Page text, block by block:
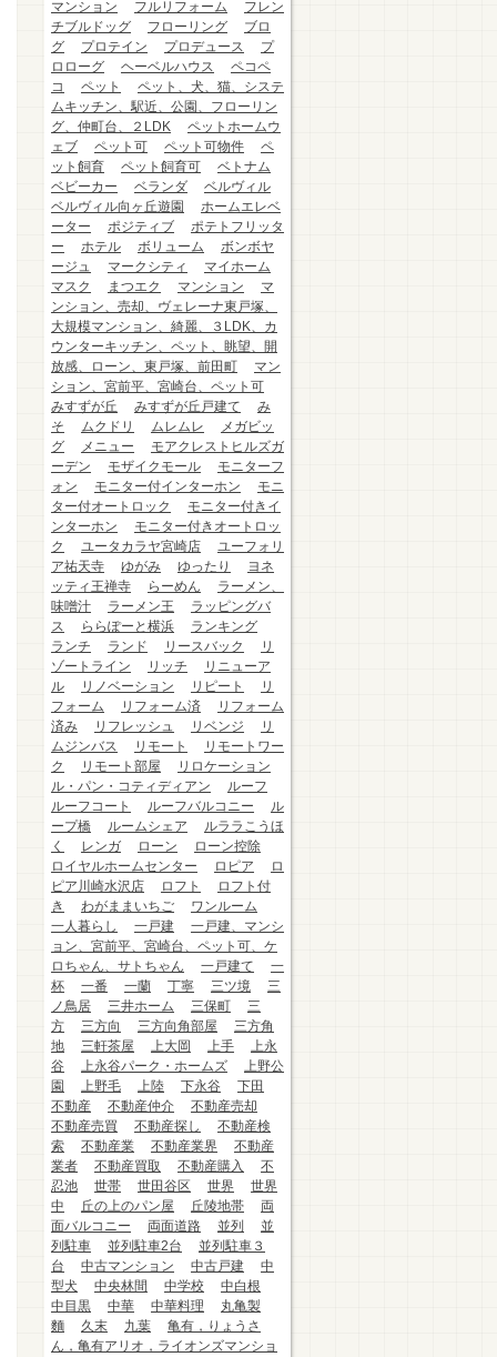
マンション フルリフォーム
フレン
チブルドッグ
フローリング
ブロ
グ
プロテイン プロデュース
プ
ロローグ
ヘーベルハウス
ペコペ
コ
ペット
ペット、犬、猫、システ
ムキッチン、駅近、公園、フローリン
グ、仲町台、２LDK
ペットホームウ
ェブ
ペット可 ペット可物件
ペ
ット飼育
ペット飼育可
ベトナム
ベビーカー
ベランダ
ベルヴィル
ベルヴィル向ヶ丘遊園
ホームエレベ
ーター
ポジティブ
ポテトフリッタ
ー
ホテル ボリューム
ボンボヤ
ージュ
マークシティ
マイホーム
マスク
まつエク マンション
マ
ンション、売却、ヴェレーナ東戸塚、
大規模マンション、綺麗、３LDK、カ
ウンターキッチン、ペット、眺望、開
放感、ローン、東戸塚、前田町
マン
ション、宮前平、宮崎台、ペット可
みすずが丘
みすずが丘戸建て
み
そ
ムクドリ ムレムレ
メガビッ
グ
メニュー
モアクレストヒルズガ
ーデン
モザイクモール
モニターフ
ォン
モニター付インターホン
モニ
ター付オートロック
モニター付きイ
ンターホン
モニター付きオートロッ
ク
ユータカラヤ宮崎店
ユーフォリ
ア祐天寺
ゆがみ ゆったり
ヨネ
ッティ王禅寺
らーめん
ラーメン、
味噌汁
ラーメン王
ラッピングバ
ス
ららぽーと横浜
ランキング
ランチ
ランド リースバック
リ
ゾートライン
リッチ
リニューア
ル
リノベーション リピート
リ
フォーム
リフォーム済
リフォーム
済み
リフレッシュ リベンジ
リ
ムジンバス
リモート
リモートワー
ク
リモート部屋
リロケーション
ル・パン・コティディアン
ルーフ
ルーフコート
ルーフバルコニー
ル
ープ橋
ルームシェア
ルララこうほ
く
レンガ ローン
ローン控除
ロイヤルホームセンター
ロピア
ロ
ピア川崎水沢店
ロフト
ロフト付
き
わがままいちご
ワンルーム
一人暮らし
一戸建
一戸建、マンシ
ョン、宮前平、宮崎台、ペット可、ケ
ロちゃん、サトちゃん
一戸建て
一
杯
一番 一蘭 丁寧 三ツ境
三
ノ鳥居
三井ホーム 三保町
三
方
三方向 三方向角部屋
三方角
地
三軒茶屋 上大岡 上手
上永
谷
上永谷パーク・ホームズ
上野公
園
上野毛 上陸 下永谷
下田
不動産
不動産仲介
不動産売却
不動産売買
不動産探し
不動産検
索
不動産業 不動産業界
不動産
業者
不動産買取 不動産購入
不
忍池
世帯 世田谷区 世界
世界
中
丘の上のパン屋 丘陵地帯
両
面バルコニー
両面道路 並列
並
列駐車
並列駐車2台
並列駐車３
台
中古マンション 中古戸建
中
型犬
中央林間 中学校
中白根
中目黒
中華 中華料理
丸亀製
麵
久末 九葉
亀有，りょうさ
ん，亀有アリオ，ライオンズマンショ